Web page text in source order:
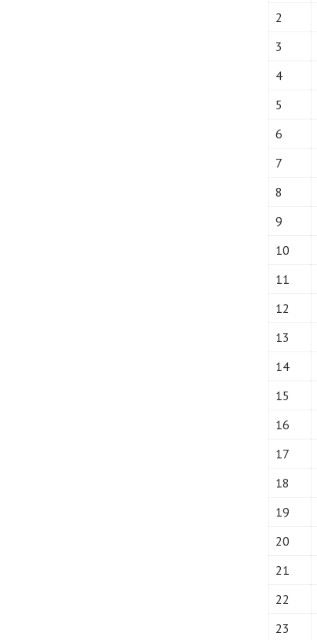
2
3
4
5
6
7
8
9
10
11
12
13
14
15
16
17
18
19
20
21
22
23